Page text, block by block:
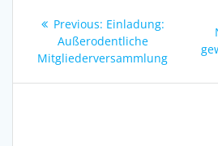
Previous: Previous
post:
Einladung:
Außerodentliche
Mitgliederversammlung